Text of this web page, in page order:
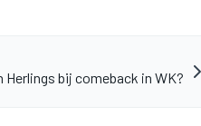
Herlings bij comeback in WK?